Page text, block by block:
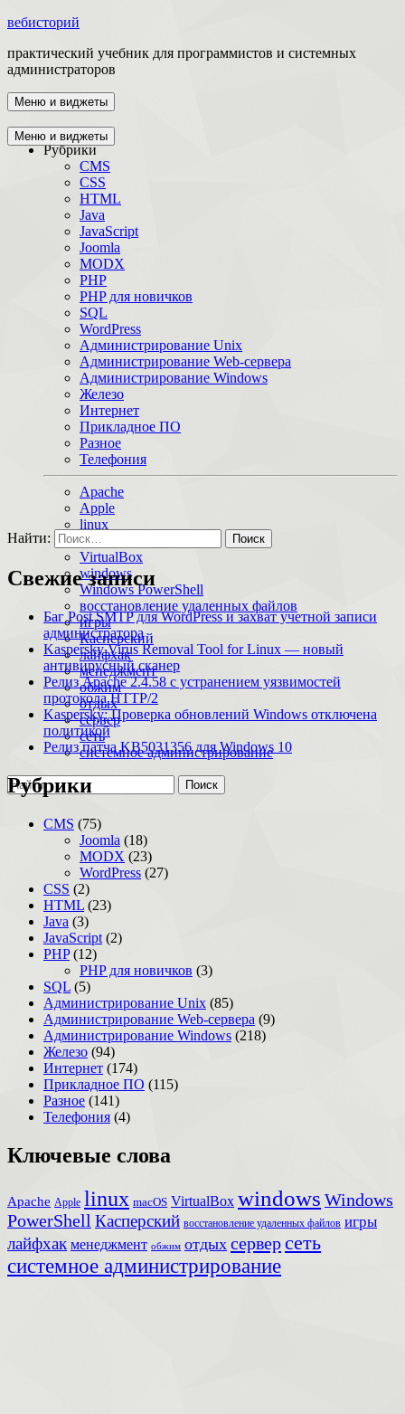
вебисторий
практический учебник для программистов и системных
администраторов
Меню и виджеты
Главная
Рубрики
CMS
CSS
HTML
Java
JavaScript
Joomla
MODX
PHP
PHP для новичков
SQL
WordPress
Администрирование Unix
Администрирование Web-сервера
Администрирование Windows
Железо
Интернет
Прикладное ПО
Разное
Телефония
Apache
Apple
linux
macOS
VirtualBox
windows
Windows PowerShell
восстановление удаленных файлов
игры
Касперский
лайфхак
менеджмент
обжим
отдых
сервер
сеть
системное администрирование
Поиск
Меню и виджеты
Найти:
Свежие записи
Баг Post SMTP для WordPress и захват учетной записи
администратора
Kaspersky Virus Removal Tool for Linux — новый
антивирусный сканер
Релиз Apache 2.4.58 с устранением уязвимостей
протокола HTTP/2
Kaspersky: Проверка обновлений Windows отключена
политикой
Релиз патча KB5031356 для Windows 10
Рубрики
CMS (75)
Joomla (18)
MODX (23)
WordPress (27)
CSS (2)
HTML (23)
Java (3)
JavaScript (2)
PHP(12)
PHP для новичков (3)
SQL (5)
Администрирование Unix (85)
Администрирование Web-сервера (9)
Администрирование Windows (218)
Железо (94)
Интернет (174)
Прикладное ПО (115)
Разное (141)
Телефония (4)
Ключевые слова
Apache Apple linux macOS VirtualBox windows Windows
PowerShell Касперский восстановление удаленных файлов игры
лайфхак менеджмент обжим отдых серверсеть
системное администрирование